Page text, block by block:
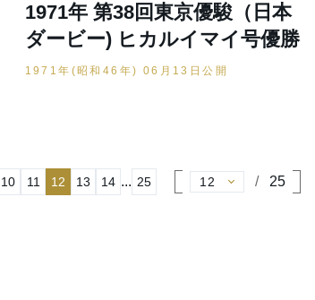
1971年 第38回東京優駿（日本
ダービー) ヒカルイマイ号優勝
1971年(昭和46年) 06月13日公開
10 11 12 13 14 ... 25 25